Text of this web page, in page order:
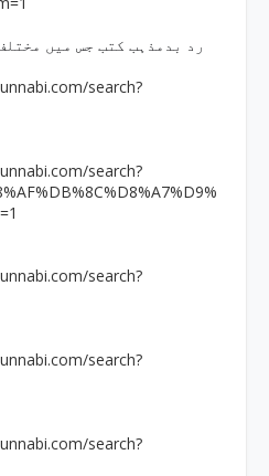
search?
search?
search?
search?
search?